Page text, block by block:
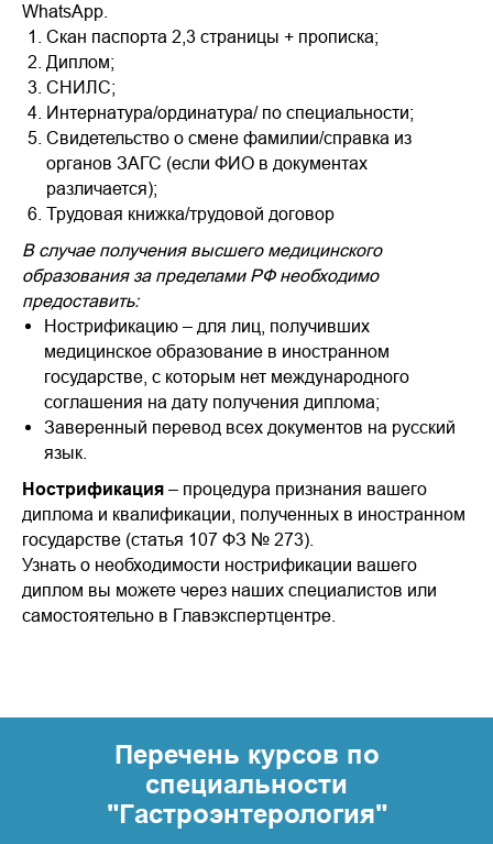
WhatsApp.
Скан паспорта 2,3 страницы + прописка;
Диплом;
СНИЛС;
Интернатура/ординатура/ по специальности;
Свидетельство о смене фамилии/справка из
органов ЗАГС (если ФИО в документах
различается);
Трудовая книжка/трудовой договор
В случае получения высшего медицинского
образования за пределами РФ необходимо
предоставить:
Нострификацию – для лиц, получивших
медицинское образование в иностранном
государстве, с которым нет международного
соглашения на дату получения диплома;
Заверенный перевод всех документов на русский
язык.
Нострификация – процедура признания вашего
диплома и квалификации, полученных в иностранном
государстве (статья 107 ФЗ № 273).
Узнать о необходимости нострификации вашего
диплом вы можете через наших специалистов или
самостоятельно в Главэкспертцентре.
Перечень курсов по
специальности
"Гастроэнтерология"